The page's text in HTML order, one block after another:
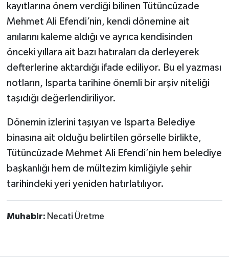
kayıtlarına önem verdiği bilinen Tütüncüzade
Mehmet Ali Efendi’nin, kendi dönemine ait
anılarını kaleme aldığı ve ayrıca kendisinden
önceki yıllara ait bazı hatıraları da derleyerek
defterlerine aktardığı ifade ediliyor. Bu el yazması
notların, Isparta tarihine önemli bir arşiv niteliği
taşıdığı değerlendiriliyor.
Dönemin izlerini taşıyan ve Isparta Belediye
binasına ait olduğu belirtilen görselle birlikte,
Tütüncüzade Mehmet Ali Efendi’nin hem belediye
başkanlığı hem de mültezim kimliğiyle şehir
tarihindeki yeri yeniden hatırlatılıyor.
Muhabir: Necati Üretme